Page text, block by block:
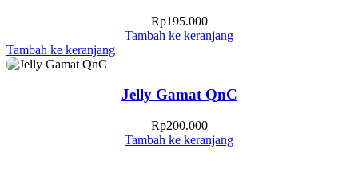
Rp195.000
Tambah ke keranjang
Tambah ke keranjang
Jelly Gamat QnC
Rp200.000
Tambah ke keranjang